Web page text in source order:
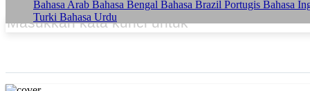
Bahasa Arab Bahasa Bengal Bahasa Brazil Portugis Bahasa
Turki Bahasa Urdu